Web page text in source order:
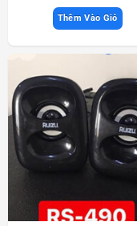
Thêm Vào Giỏ